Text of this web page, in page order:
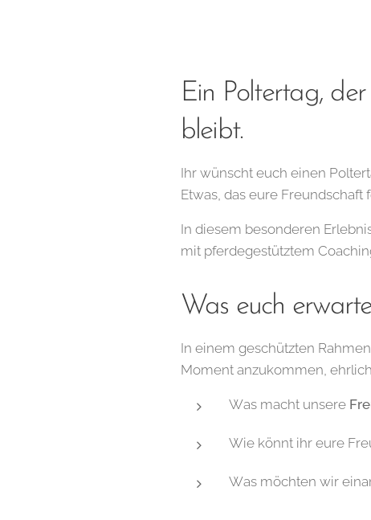
Ein Poltertag,
bleibt.
Ihr wünscht euch einen
Etwas, das eure
In diesem besonderen
mit pferdegestütztem
Was euch
In einem geschützten
Moment anzukommen,
Was macht unsere
Wie könnt ihr eure
Was möchten wir